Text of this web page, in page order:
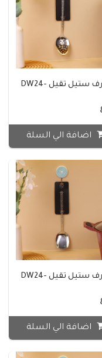
مغارف ستيل ثقيل DW24-
اضافة الي السلة
مغارف ستيل ثقيل DW24-
اضافة الي السلة